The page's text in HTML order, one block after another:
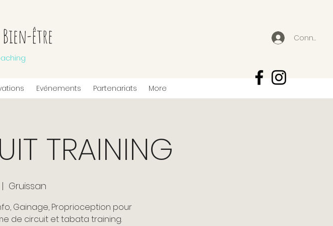
Connexion
être
Evénements Partenariats More
TRAINING
Gruissan
Gainage, Proprioception pour
de circuit et tabata training.